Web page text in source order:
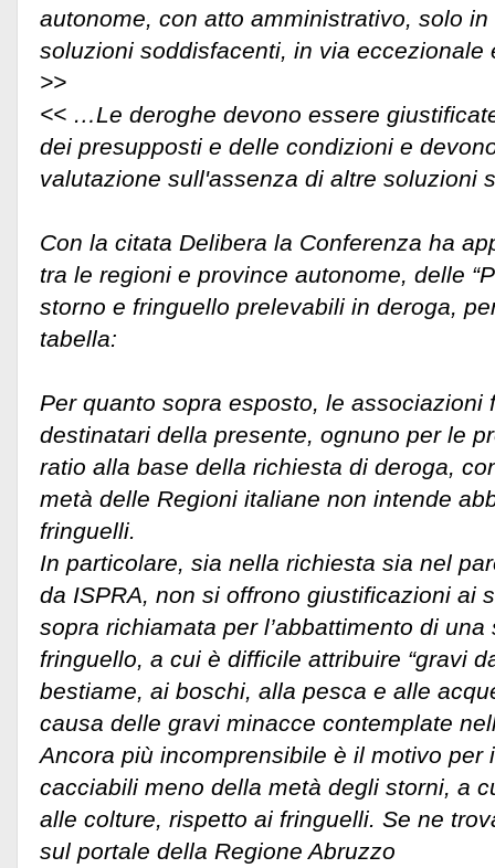
autonome, con atto amministrativo, solo
soluzioni soddisfacenti, in via
>>
<< …Le deroghe devono essere
dei presupposti e delle condizioni e
valutazione sull'assenza di altre soluzioni
Con la citata Delibera la Conferenza ha
tra le regioni e province autonome, delle
storno e fringuello prelevabili in deroga,
tabella:
Per quanto sopra esposto, le associazioni
destinatari della presente, ognuno per le
ratio alla base della richiesta di deroga,
metà delle Regioni italiane non intende
fringuelli.
In particolare, sia nella richiesta sia nel
da ISPRA, non si offrono giustificazioni ai
sopra richiamata per l’abbattimento di
fringuello, a cui è difficile attribuire “gravi
bestiame, ai boschi, alla pesca e alle
causa delle gravi minacce contemplate
Ancora più incomprensibile è il motivo per
cacciabili meno della metà degli storni, a
alle colture, rispetto ai fringuelli. Se ne
sul portale della Regione Abruzzo